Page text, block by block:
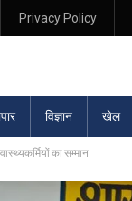
Privacy Policy
विज्ञान खेल
का सम्मान